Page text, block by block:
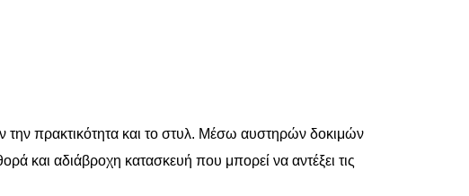
πρακτικότητα και το στυλ. Μέσω αυστηρών δοκιμών
και αδιάβροχη κατασκευή που μπορεί να αντέξει τις